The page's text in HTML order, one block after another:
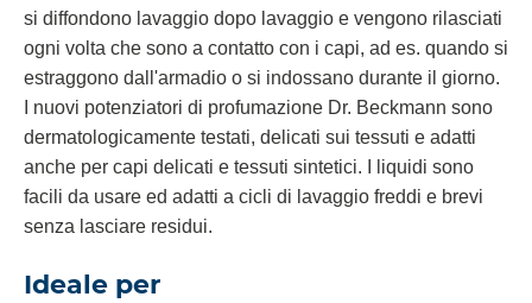
si diffondono lavaggio dopo lavaggio e vengono rilasciati
ogni volta che sono a contatto con i capi, ad es. quando si
estraggono dall'armadio o si indossano durante il giorno.
I nuovi potenziatori di profumazione Dr. Beckmann sono
dermatologicamente testati, delicati sui tessuti e adatti
anche per capi delicati e tessuti sintetici. I liquidi sono
facili da usare ed adatti a cicli di lavaggio freddi e brevi
senza lasciare residui.
Ideale per